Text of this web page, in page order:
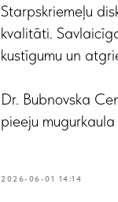
Starpskriemeļu
kvalitāti.
kustīgumu un
Dr. Bubnovska
pieeju
2026-06-01 14:14